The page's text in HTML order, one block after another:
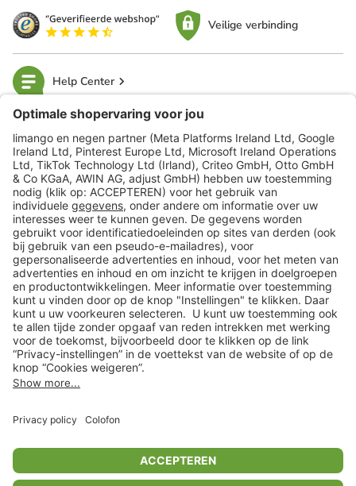
Veilige verbinding
Help Center
limango
Veilig winkelen
Klantenservice
Shop
Acties
limango.de limango.pl